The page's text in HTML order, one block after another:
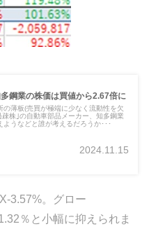
鋼業の株価は買値から2.67倍に
の薄板(売買が極端に少なく流動性を欠
疎株｣の自動車部品メーカー、知多鋼業
ようなどと誰が考えるだろうか･･･
2024.11.15
3.57%。グロー
％と小幅に抑えられま